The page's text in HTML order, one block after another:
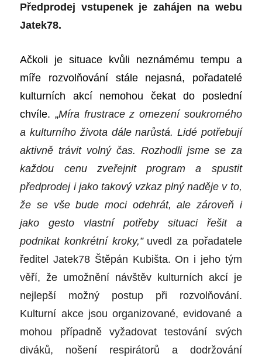
Předprodej vstupenek je zahájen na webu
Jatek78.
Ačkoli je situace kvůli neznámému tempu a
míře rozvolňování stále nejasná, pořadatelé
kulturních akcí nemohou čekat do poslední
chvíle. „Míra frustrace z omezení soukromého
a kulturního života dále narůstá. Lidé potřebují
aktivně trávit volný čas. Rozhodli jsme se za
každou cenu zveřejnit program a spustit
předprodej i jako takový vzkaz plný naděje v to,
že se vše bude moci odehrát, ale zároveň i
jako gesto vlastní potřeby situaci řešit a
podnikat konkrétní kroky,” uvedl za pořadatele
ředitel Jatek78 Štěpán Kubišta. On i jeho tým
věří, že umožnění návštěv kulturních akcí je
nejlepší možný postup při rozvolňování.
Kulturní akce jsou organizované, evidované a
mohou případně vyžadovat testování svých
diváků, nošení respirátorů a dodržování